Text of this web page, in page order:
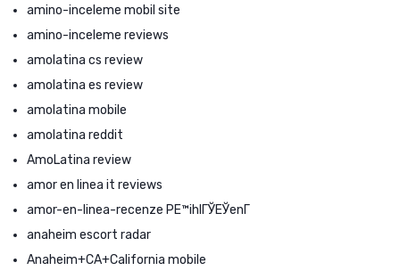
amino-inceleme mobil site
amino-inceleme reviews
amolatina cs review
amolatina es review
amolatina mobile
amolatina reddit
AmoLatina review
amor en linea it reviews
amor-en-linea-recenze PЕ™ihlГЎЕЎenГ­
anaheim escort radar
Anaheim+CA+California mobile